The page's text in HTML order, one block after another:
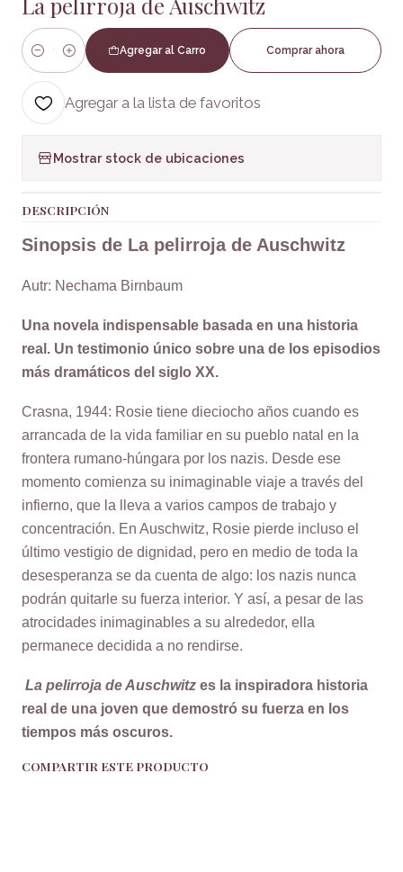
Cantidad
Agregar al Carro Comprar ahora
Agregar a la lista de favoritos
Mostrar stock de ubicaciones
DESCRIPCIÓN
Sinopsis de La pelirroja de Auschwitz
Autr: Nechama Birnbaum
Una novela indispensable basada en una historia
real. Un testimonio único sobre una de los episodios
más dramáticos del siglo XX.
Crasna, 1944: Rosie tiene dieciocho años cuando es
arrancada de la vida familiar en su pueblo natal en la
frontera rumano-húngara por los nazis. Desde ese
momento comienza su inimaginable viaje a través del
infierno, que la lleva a varios campos de trabajo y
concentración. En Auschwitz, Rosie pierde incluso el
último vestigio de dignidad, pero en medio de toda la
desesperanza se da cuenta de algo: los nazis nunca
podrán quitarle su fuerza interior. Y así, a pesar de las
atrocidades inimaginables a su alrededor, ella
permanece decidida a no rendirse.
La pelirroja de Auschwitz es la inspiradora historia
real de una joven que demostró su fuerza en los
tiempos más oscuros.
COMPARTIR ESTE PRODUCTO